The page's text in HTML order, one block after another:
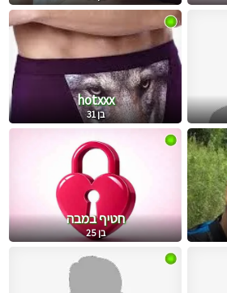
hotxxx
בן 31
חטיף במבה
בן 25